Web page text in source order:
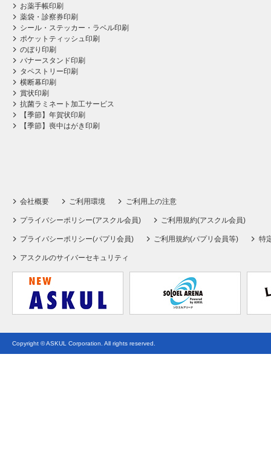
お薬手帳印刷
薬袋・診察券印刷
シール・ステッカー・ラベル印刷
ポケットティッシュ印刷
のぼり印刷
バナースタンド印刷
タペストリー印刷
横断幕印刷
賞状印刷
抗菌ラミネート加工サービス
【季節】年賀状印刷
【季節】喪中はがき印刷
会社概要 ご利用環境 ご利用上の注意
プライバシーポリシー(アスクル会員) ご利用規約(アスクル会員)
プライバシーポリシー(パプリ会員) ご利用規約(パプリ会員等) 特
アスクルのサイバーセキュリティ
Copyright © ASKUL Corporation. All rights reserved.